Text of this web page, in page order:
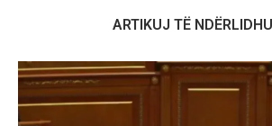
ARTIKUJ TË